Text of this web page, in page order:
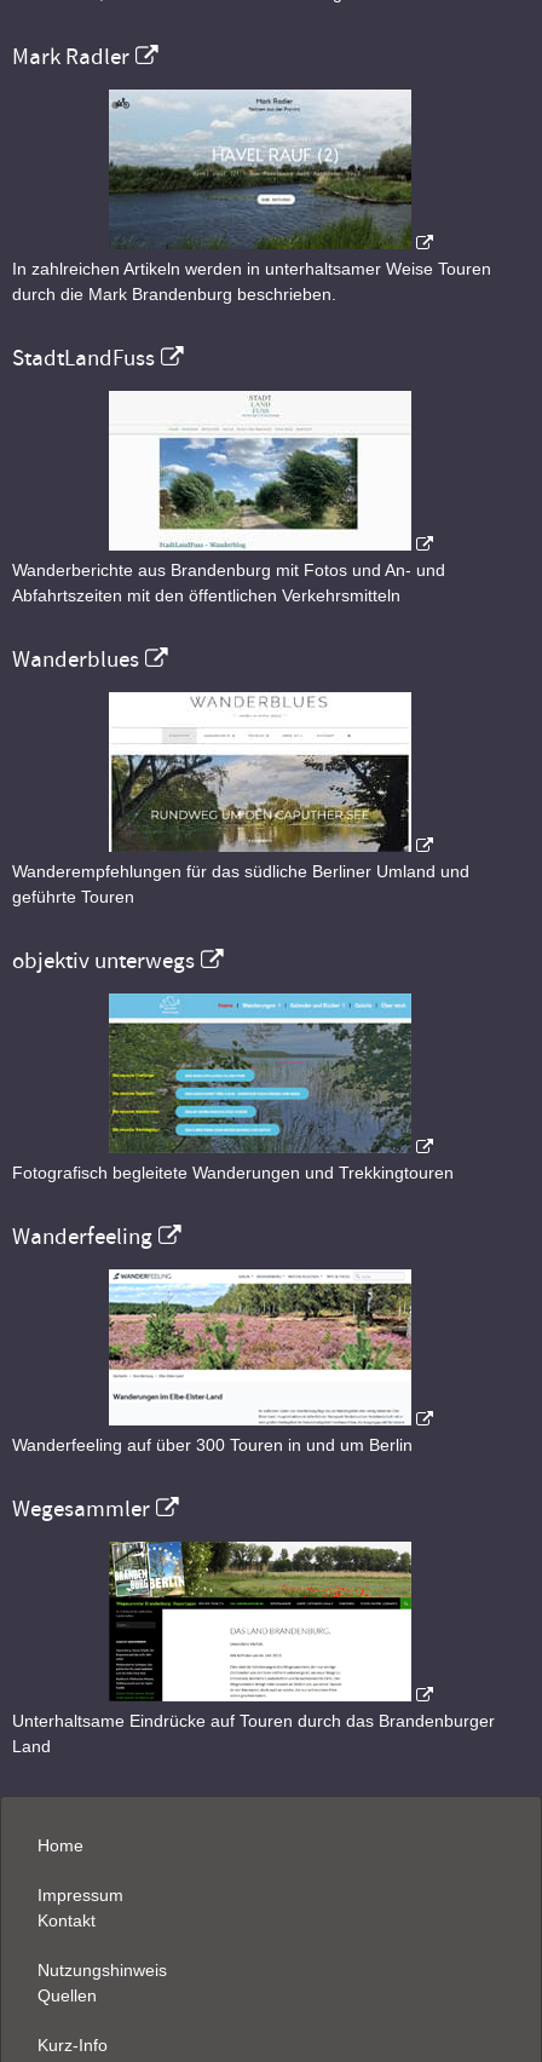
Mark Radler
In zahlreichen Artikeln werden in unterhaltsamer Weise Touren
durch die Mark Brandenburg beschrieben.
StadtLandFuss
Wanderberichte aus Brandenburg mit Fotos und An- und
Abfahrtszeiten mit den öffentlichen Verkehrsmitteln
Wanderblues
Wanderempfehlungen für das südliche Berliner Umland und
geführte Touren
objektiv unterwegs
Fotografisch begleitete Wanderungen und Trekkingtouren
Wanderfeeling
Wanderfeeling auf über 300 Touren in und um Berlin
Wegesammler
Unterhaltsame Eindrücke auf Touren durch das Brandenburger
Land
Home
Impressum
Kontakt
Nutzungshinweis
Quellen
Kurz-Info